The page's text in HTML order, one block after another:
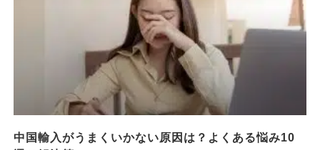
中国輸入がうまくいかない原因は？よくある悩み10